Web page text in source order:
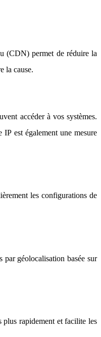
(CDN) permet de réduire la
la cause.
accéder à vos systèmes.
IP est également une mesure
les configurations de
par géolocalisation basée sur
plus rapidement et facilite les